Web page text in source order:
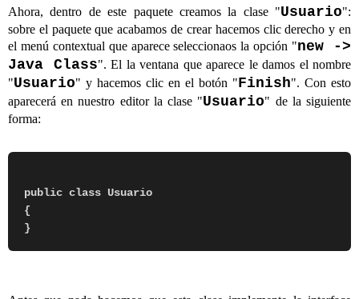
Ahora, dentro de este paquete creamos la clase "Usuario":
sobre el paquete que acabamos de crear hacemos clic derecho y en
el menú contextual que aparece seleccionaos la opción "new ->
Java Class". El la ventana que aparece le damos el nombre
"Usuario" y hacemos clic en el botón "Finish". Con esto
aparecerá en nuestro editor la clase "Usuario" de la siguiente
forma:
public class Usuario
{